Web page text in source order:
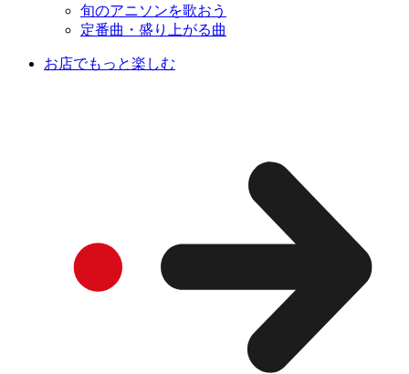
旬のアニソンを歌おう
定番曲・盛り上がる曲
お店でもっと楽しむ